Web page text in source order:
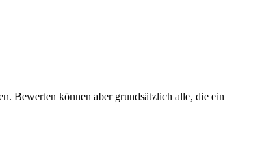
Bewerten können aber grundsätzlich alle, die ein